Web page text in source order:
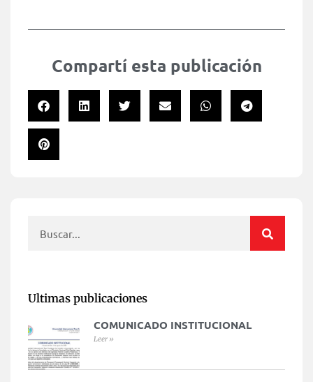
Compartí esta publicación
Ultimas publicaciones
COMUNICADO INSTITUCIONAL
Leer »